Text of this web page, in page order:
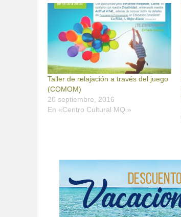
Taller de relajación a través del juego
(COMOM)
20 septiembre, 2016
En «Centro Cultural MQ.»